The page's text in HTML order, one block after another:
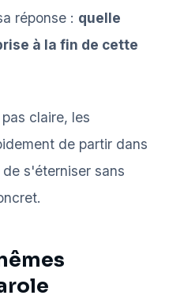
réponse : quelle
à la fin de cette
claire, les
de partir dans
s'éterniser sans